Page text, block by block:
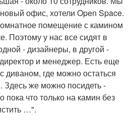
офис, хотели Open Space.
помещение с камином
Поэтому у нас все сидят в
- дизайнеры, в другой -
и менеджер. Есть еще
диваном, где можно остаться
Здесь же можно посидеть -
пока что только на камин без
…".